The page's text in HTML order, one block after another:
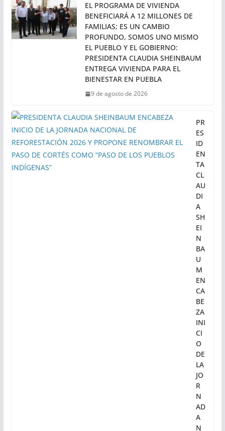
EL PROGRAMA DE VIVIENDA
BENEFICIARÁ A 12 MILLONES DE
FAMILIAS; ES UN CAMBIO
PROFUNDO, SOMOS UNO MISMO
EL PUEBLO Y EL GOBIERNO:
PRESIDENTA CLAUDIA SHEINBAUM
ENTREGA VIVIENDA PARA EL
BIENESTAR EN PUEBLA
9 de agosto de 2026
PR
ES
ID
EN
TA
CL
AU
DI
A
SH
EI
N
BA
U
M
EN
CA
BE
ZA
INI
CI
O
DE
LA
JO
R
N
AD
A
N